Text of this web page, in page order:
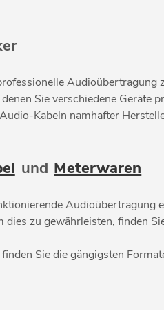
Sie verschiedene
Kabeln namhafter
und Meterwaren
dies zu gewährleisten, finden
Sie die gängigsten